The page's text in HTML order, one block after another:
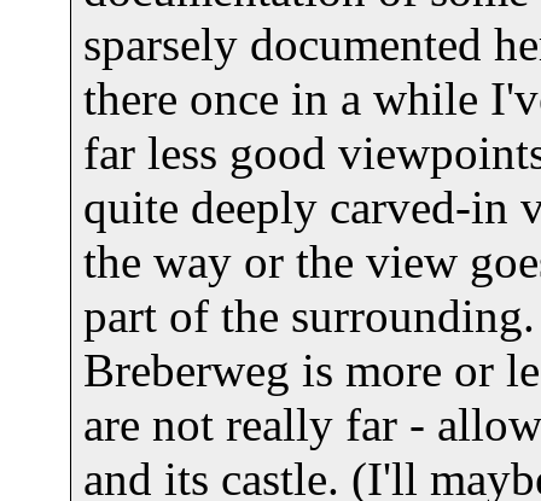
sparsely documented
there once in a while
far less good
quite deeply carved-in
the way or the view
part of the
Breberweg is more or
are not really far -
and its castle. (I'll